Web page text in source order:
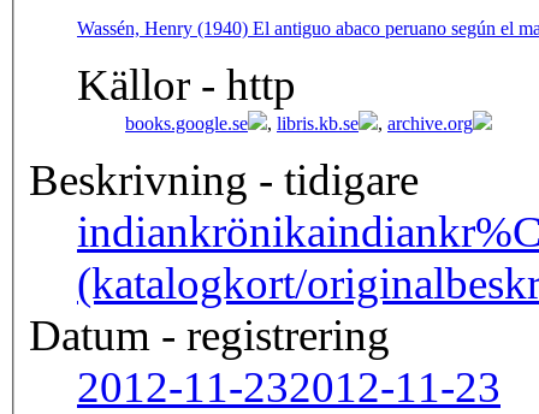
Wassén, Henry (1940) El antiguo abaco peruano según el
Källor - http
books.google.se , libris.kb.se , archive.org
Beskrivning - tidigare
indiankrönika
(katalogkort/
Datum - registrering
2012-11-232012-11-23